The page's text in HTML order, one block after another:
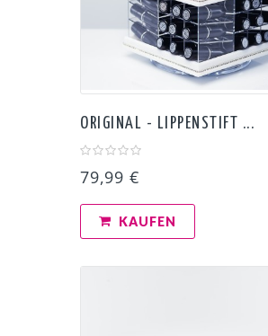
ORIGINAL - LIPPENSTIFT ...
79,99 €
KAUFEN